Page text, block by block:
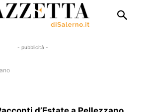
- pubblicità -